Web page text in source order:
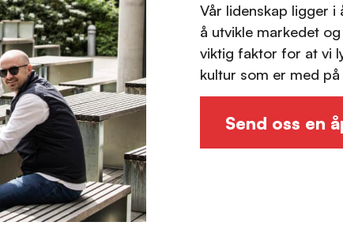
Vår lidenskap ligger
å utvikle markedet
viktig faktor for at vi
kultur som er med
Send oss en